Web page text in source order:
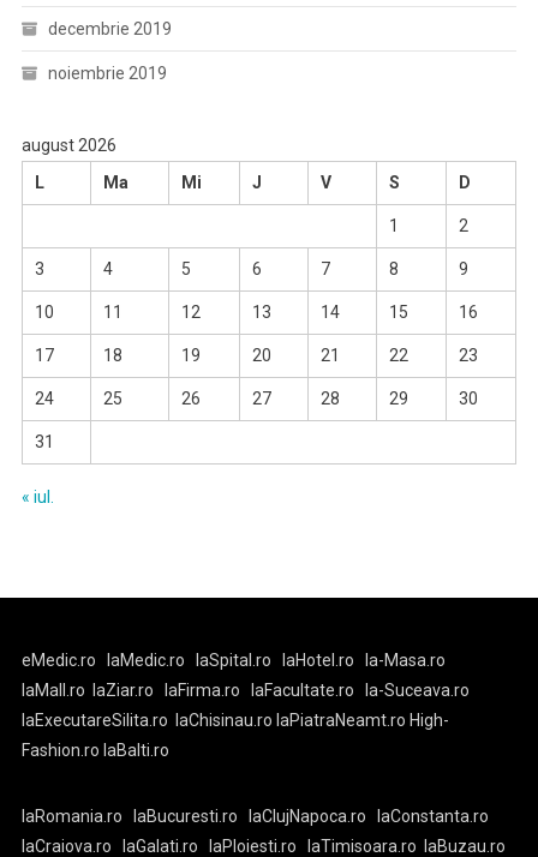
decembrie 2019
noiembrie 2019
august 2026
L
Ma Mi J V S D
1 2
3 4 5 6 7 8 9
10 11 12 13 14 15 16
17 18 19 20 21 22 23
24 25 26 27 28 29 30
31
« iul.
eMedic.ro laMedic.ro laSpital.ro laHotel.ro
la-Masa.ro
laMall.ro
laZiar.ro laFirma.ro laFacultate.ro
la-Suceava.ro
laExecutareSilita.ro
laChisinau.ro laPiatraNeamt.ro High-
Fashion.ro laBalti.ro
laRomania.ro laBucuresti.ro laClujNapoca.ro
laConstanta.ro
laCraiova.ro
laGalati.ro laPloiesti.ro laTimisoara.ro laBuzau.ro